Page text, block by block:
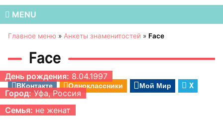
MENU
Главное меню » Анкеты знаменитостей » Face
Face
ВКонтакте Одноклассники Мой Мир X
День рождения: 8.04.1997
Город: Уфа, Россия
Семья: не женат